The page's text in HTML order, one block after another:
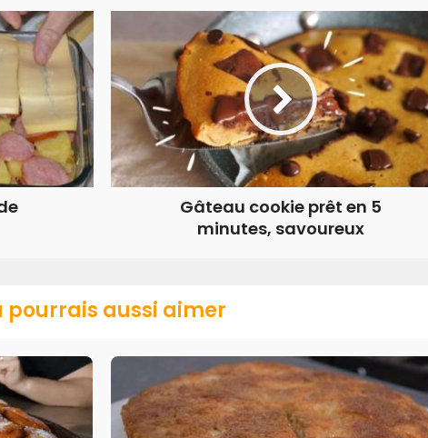
Gâteau cookie prêt en 5
minutes, savoureux
pourrais aussi aimer